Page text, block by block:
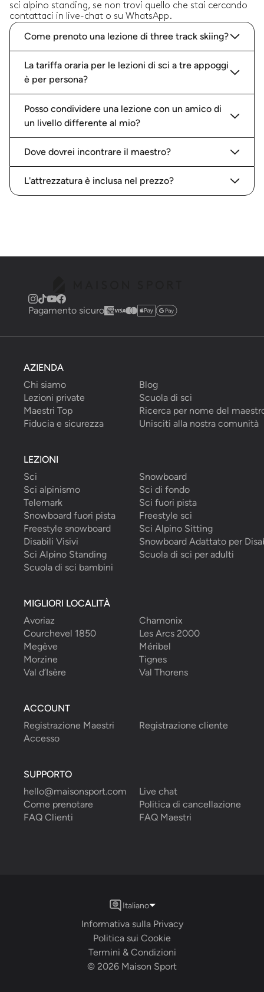
sci alpino standing, se non trovi quello che stai cercando
contattaci in live-chat o su WhatsApp.
Come prenoto una lezione di three track skiing?
La tariffa oraria per le lezioni di sci a tre appoggi
è per persona?
Posso condividere una lezione con un amico di
un livello differente al mio?
Dove dovrei incontrare il maestro?
L'attrezzatura è inclusa nel prezzo?
Pagamento sicuro
AZIENDA
Chi siamo
Blog
Lezioni private
Scuola di sci
Maestri Top
Ricerca per nome del
Fiducia e sicurezza
Unisciti alla nostra comunità
LEZIONI
Sci
Snowboard
Sci alpinismo
Sci di fondo
Telemark
Sci fuori pista
Snowboard fuori pista
Freestyle sci
Freestyle snowboard
Sci Alpino Sitting
Disabili Visivi
Snowboard Adattato per
Sci Alpino Standing
Scuola di sci per adulti
Scuola di sci bambini
MIGLIORI LOCALITÀ
Avoriaz
Chamonix
Courchevel 1850
Les Arcs 2000
Megève
Méribel
Morzine
Tignes
Val d’Isère
Val Thorens
ACCOUNT
Registrazione Maestri
Registrazione cliente
Accesso
SUPPORTO
hello@maisonsport.com
Live chat
Come prenotare
Politica di cancellazione
FAQ Clienti
FAQ Maestri
© 2026 Maison Sport
Termini & Condizioni
Politica sui Cookie
Informativa sulla Privacy
Italiano